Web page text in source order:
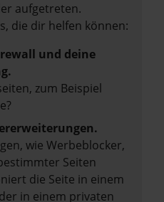
aufgetreten.
die dir helfen können:
und deine
zum Beispiel
wie Werbeblocker,
Seiten
die Seite in einem
in einem privaten